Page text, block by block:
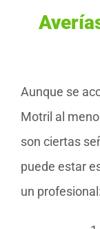
Aunque se
Motril al
son ciertas
puede estar
un profesional: